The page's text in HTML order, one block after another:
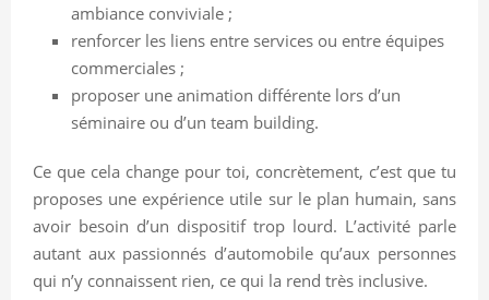
ambiance conviviale ;
renforcer les liens entre services ou entre équipes
commerciales ;
proposer une animation différente lors d’un
séminaire ou d’un team building.
Ce que cela change pour toi, concrètement, c’est que tu
proposes une expérience utile sur le plan humain, sans
avoir besoin d’un dispositif trop lourd. L’activité parle
autant aux passionnés d’automobile qu’aux personnes
qui n’y connaissent rien, ce qui la rend très inclusive.